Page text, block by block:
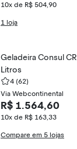
10x de R$ 504,90
1 loja
Geladeira Consul
Litros
4 (62)
Via Webcontinental
R$ 1.564,60
10x de R$ 163,33
Compare em 5 lojas